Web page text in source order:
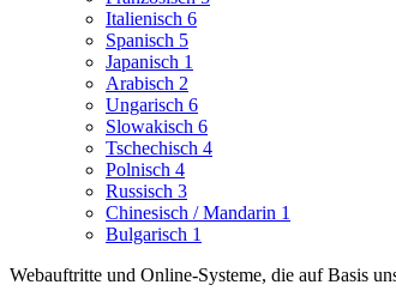
Italienisch 6
Spanisch 5
Japanisch 1
Arabisch 2
Ungarisch 6
Slowakisch 6
Tschechisch 4
Polnisch 4
Russisch 3
Chinesisch / Mandarin 1
Bulgarisch 1
Webauftritte und Online-Systeme, die auf Basis